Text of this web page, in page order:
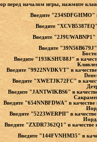
перед началом игры, нажмите
Введите "234SDFGHMO"
Введите
Введите "2J9UWABNP1"
Введите
Введите "193KSHU88J" в
Введите "9922NVDKVT" в
Введите "XWETJK72FC" в
Введите "JANTWIKBS6" в
Введите "654NNBFDWA" в
Введите "5223WERPII" в
Введите "ZXDR7362Q1" в
Введите "144FVNHM35" в